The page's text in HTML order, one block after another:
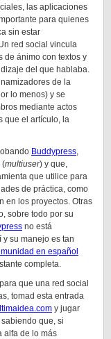
las aplicaciones
para quienes
sin estar
red social vincula
de ánimo con textos y
del que hablaba.
de la
lo menos) y se
mediante actos
que el artículo, la
Buddypress,
(multiuser) y que,
que utilice para
de práctica, como
en los proyectos. Otras
sobre todo por su
no está
su manejo es tan
en español
completa.
que una red social
tomad esta entrada
y jugar
que, si
alfa de lo más